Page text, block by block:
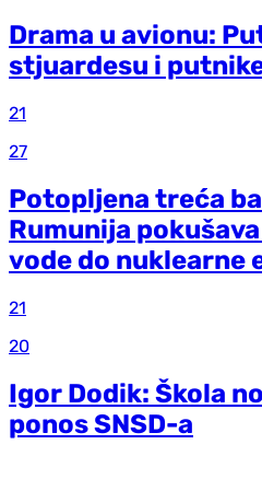
Drama u avionu:
stjuardesu i
21
27
Potopljena treća
Rumunija
vode do nuklearne
21
20
Igor Dodik: Škola
ponos SNSD-a